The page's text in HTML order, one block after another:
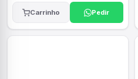
Carrinho Pedir